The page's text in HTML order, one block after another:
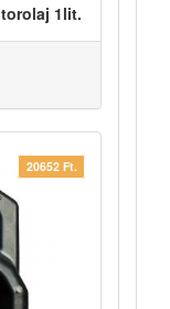
1lit.
20652 Ft.